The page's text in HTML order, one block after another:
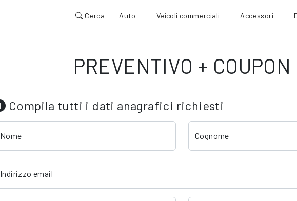
Cerca Auto Veicoli commerciali Accessori
PREVENTIVO + COUPON
Compila tutti i dati anagrafici richiesti
Nome Cognome
Indirizzo email